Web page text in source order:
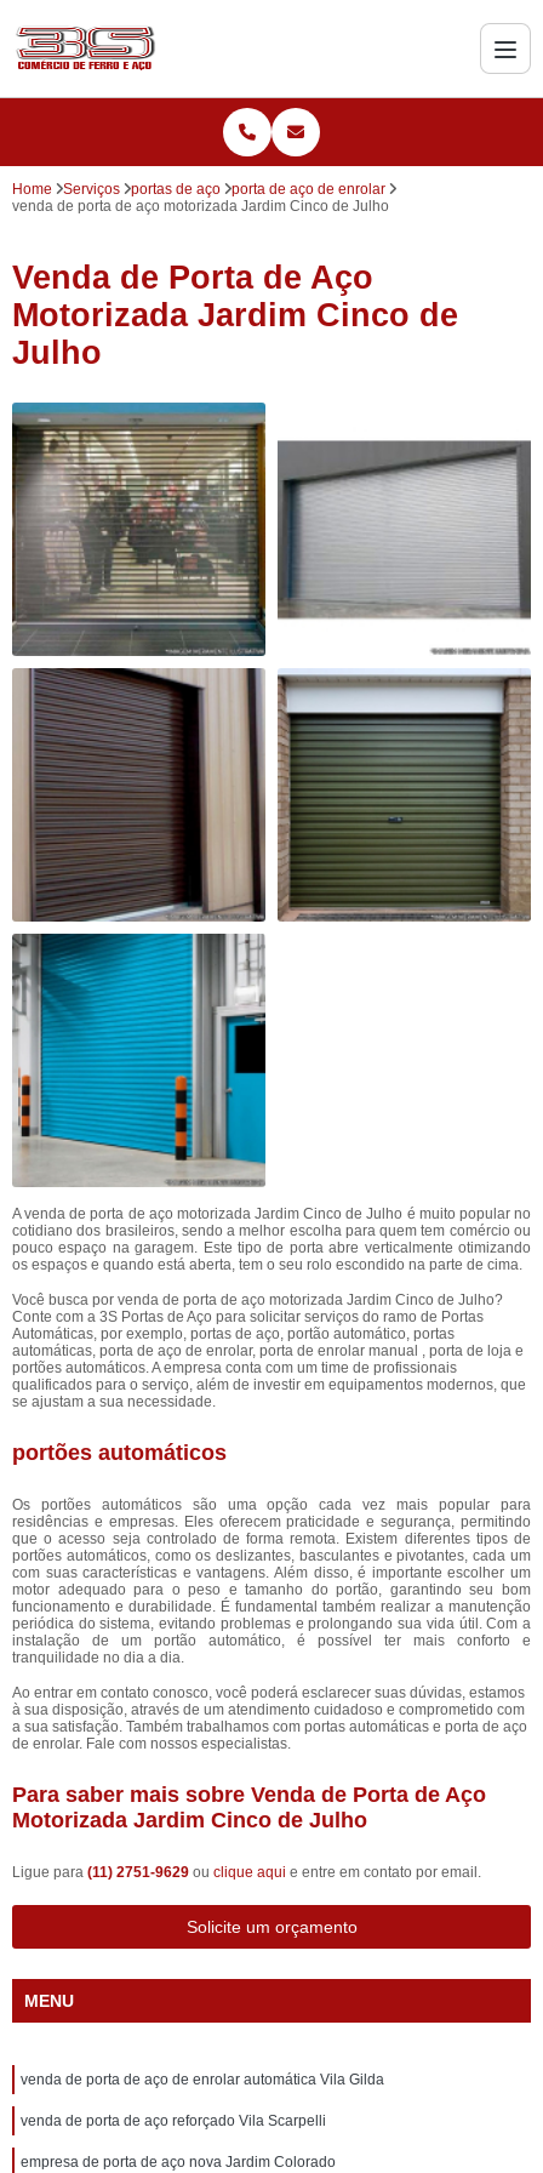
Home Serviços portas de aço
porta de aço de enrolar
venda de porta de aço motorizada Jardim Cinco de Julho
Venda de Porta de Aço
Motorizada Jardim Cinco de
Julho
A venda de porta de aço motorizada Jardim Cinco de Julho é muito popular no
cotidiano dos brasileiros, sendo a melhor escolha para quem tem comércio ou
pouco espaço na garagem. Este tipo de porta abre verticalmente otimizando
os espaços e quando está aberta, tem o seu rolo escondido na parte de cima.
Você busca por venda de porta de aço motorizada Jardim Cinco de Julho?
Conte com a 3S Portas de Aço para solicitar serviços do ramo de Portas
Automáticas, por exemplo, portas de aço, portão automático, portas
automáticas, porta de aço de enrolar, porta de enrolar manual , porta de loja e
portões automáticos. A empresa conta com um time de profissionais
qualificados para o serviço, além de investir em equipamentos modernos, que
se ajustam a sua necessidade.
portões automáticos
Os portões automáticos são uma opção cada vez mais popular para
residências e empresas. Eles oferecem praticidade e segurança, permitindo
que o acesso seja controlado de forma remota. Existem diferentes tipos de
portões automáticos, como os deslizantes, basculantes e pivotantes, cada um
com suas características e vantagens. Além disso, é importante escolher um
motor adequado para o peso e tamanho do portão, garantindo seu bom
funcionamento e durabilidade. É fundamental também realizar a manutenção
periódica do sistema, evitando problemas e prolongando sua vida útil. Com a
instalação de um portão automático, é possível ter mais conforto e
tranquilidade no dia a dia.
Ao entrar em contato conosco, você poderá esclarecer suas dúvidas, estamos
à sua disposição, através de um atendimento cuidadoso e comprometido com
a sua satisfação. Também trabalhamos com portas automáticas e porta de aço
de enrolar. Fale com nossos especialistas.
Para saber mais sobre Venda de Porta de Aço
Motorizada Jardim Cinco de Julho
Ligue para (11) 2751-9629 ou clique aqui e entre em contato por email.
Solicite um orçamento
MENU
venda de porta de aço de enrolar automática Vila Gilda
venda de porta de aço reforçado Vila Scarpelli
empresa de porta de aço nova Jardim Colorado